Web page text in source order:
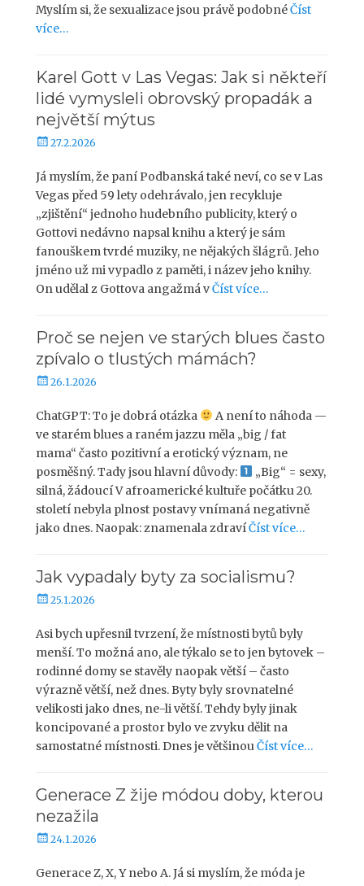
n
o
Myslím si, že sexualizace jsou právě podobnéČíst
více…
Karel Gott v Las Vegas: Jak si někteří
lidé vymysleli obrovský propadák a
největší mýtus
P
b
l
k
o
v
á
n
27.2.2026
Já myslím, že paní Podbanská také neví, co se v Las
Vegas před 59 lety odehrávalo, jen recykluje
„zjištění“ jednoho hudebního publicity, který o
Gottovi nedávno napsal knihu a který je sám
fanouškem tvrdé muziky, ne nějakých šlágrů. Jeho
jméno už mi vypadlo z paměti, i název jeho knihy.
On udělal z Gottova angažmá vČíst více…
Proč se nejen ve starých blues často
zpívalo o tlustých mámách?
P
b
l
o
v
á
n
26.1.2026
ChatGPT: To je dobrá otázka
A není to náhoda —
ve starém blues a raném jazzu měla „big / fat
mama“ často pozitivní a erotický význam, ne
posměšný. Tady jsou hlavní důvody:
„Big“ = sexy,
silná, žádoucí V afroamerické kultuře počátku 20.
století nebyla plnost postavy vnímaná negativně
jako dnes. Naopak: znamenala zdravíČíst více…
Jak vypadaly byty za socialismu?
P
b
l
o
v
á
n
25.1.2026
Asi bych upřesnil tvrzení, že místnosti bytů byly
menší. To možná ano, ale týkalo se to jen bytovek –
rodinné domy se stavěly naopak větší – často
výrazně větší, než dnes. Byty byly srovnatelné
velikosti jako dnes, ne-li větší. Tehdy byly jinak
koncipované a prostor bylo ve zvyku dělit na
samostatné místnosti. Dnes je většinouČíst více…
Generace Z žije módou doby, kterou
nezažila
P
b
24.1.2026
Generace Z, X, Y nebo A. Já si myslím, že móda je